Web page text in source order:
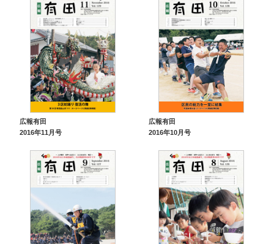
広報有田
2016年11月号
広報有田
2016年10月号